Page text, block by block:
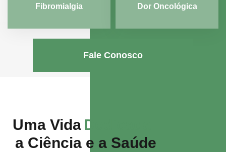
Fibromialgia Dor Oncológica
Fale Conosco
Uma Vida Dedicada
a Ciência e a Saúde